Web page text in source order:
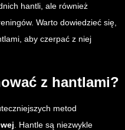
hantli, ale również
Warto dowiedzieć się,
aby czerpać z niej
z hantlami?
metod
. Hantle są niezwykle